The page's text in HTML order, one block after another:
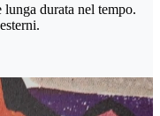
durata nel tempo.